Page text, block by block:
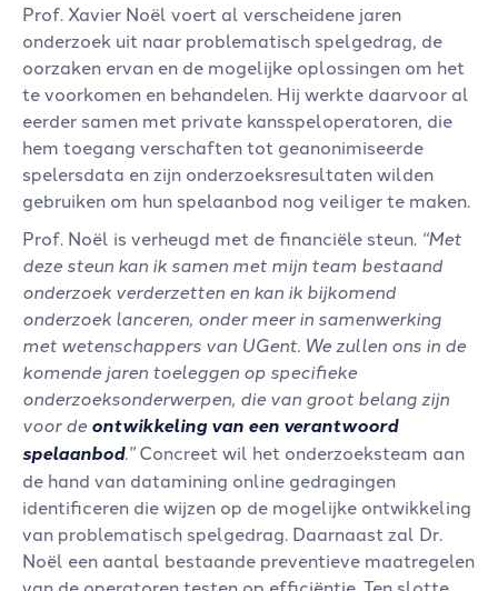
Prof. Xavier Noël voert al verscheidene jaren
onderzoek uit naar problematisch spelgedrag, de
oorzaken ervan en de mogelijke oplossingen om het
te voorkomen en behandelen. Hij werkte daarvoor al
eerder samen met private kansspeloperatoren, die
hem toegang verschaften tot geanonimiseerde
spelersdata en zijn onderzoeksresultaten wilden
gebruiken om hun spelaanbod nog veiliger te maken.
Prof. Noël is verheugd met de financiële steun. “Met
deze steun kan ik samen met mijn team bestaand
onderzoek verderzetten en kan ik bijkomend
onderzoek lanceren, onder meer in samenwerking
met wetenschappers van UGent. We zullen ons in de
komende jaren toeleggen op specifieke
onderzoeksonderwerpen, die van groot belang zijn
voor de ontwikkeling van een verantwoord
spelaanbod.”Concreet wil het onderzoeksteam aan
de hand van datamining online gedragingen
identificeren die wijzen op de mogelijke ontwikkeling
van problematisch spelgedrag. Daarnaast zal Dr.
Noël een aantal bestaande preventieve maatregelen